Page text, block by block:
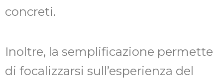
concreti.
Inoltre, la semplificazione permette
di focalizzarsi sull’esperienza del